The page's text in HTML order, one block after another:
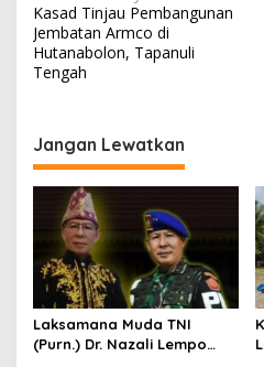
a
v
i
a
s
o
s
Kasad Tinjau Pembangunan
Jembatan Armco di
Hutanabolon, Tapanuli
Tengah
Jangan Lewatkan
Laksamana Muda TNI
(Purn.) Dr. Nazali Lempo